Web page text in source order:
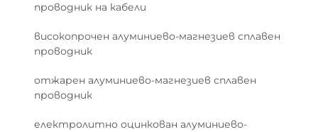
проводник на кабели
високопрочен алуминиево-магнезиев сплавен
проводник
отжарен алуминиево-магнезиев сплавен
проводник
електролитно оцинкован алуминиево-